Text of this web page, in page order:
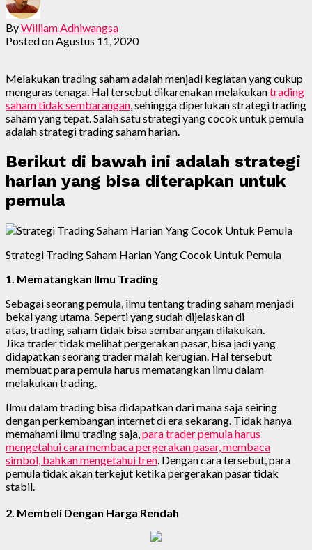
ByWilliam Adhiwangsa
Posted on Agustus 11, 2020
Melakukan trading saham adalah menjadi kegiatan yang cukup
menguras tenaga. Hal tersebut dikarenakan melakukantrading
saham tidak sembarangan , sehingga diperlukan strategi trading
saham yang tepat. Salah satu strategi yang cocok untuk pemula
adalah strategi trading saham harian.
Berikut di bawah ini adalah strategi
harian yang bisa diterapkan untuk
pemula
Strategi Trading Saham Harian Yang Cocok Untuk Pemula
1. Mematangkan Ilmu Trading
Sebagai seorang pemula, ilmu tentang trading saham menjadi
bekal yang utama. Seperti yang sudah dijelaskan di
atas, trading saham tidak bisa sembarangan dilakukan.
Jika trader tidak melihat pergerakan pasar, bisa jadi yang
didapatkan seorang trader malah kerugian. Hal tersebut
membuat para pemula harus mematangkan ilmu dalam
melakukan trading.
Ilmu dalam trading bisa didapatkan dari mana saja seiring
dengan perkembangan internet di era sekarang. Tidak hanya
memahami ilmu trading saja,para trader pemula harus
mengetahui cara membaca pergerakan pasar, membaca
simbol, bahkan mengetahui tren. Dengan cara tersebut, para
pemula tidak akan terkejut ketika pergerakan pasar tidak
stabil.
2. Membeli Dengan Harga Rendah